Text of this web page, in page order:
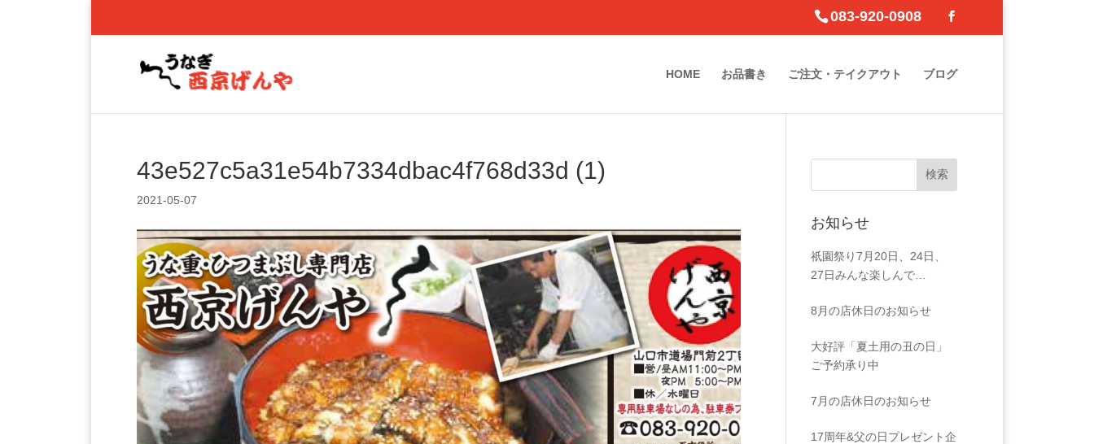
083-920-0908
HOME お品書き ご注文・テイクアウト ブログ
43e527c5a31e54b7334dbac4f768d33d (1)
2021-05-07
お知らせ
祇園祭り7月20日、24日、
27日みんな楽しんで…
8月の店休日のお知らせ
大好評「夏土用の丑の日」
ご予約承り中
7月の店休日のお知らせ
17周年&父の日プレゼント企